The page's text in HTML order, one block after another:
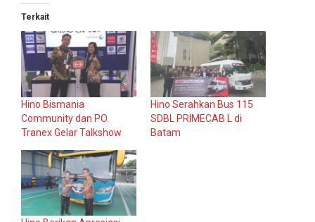
Terkait
Hino Bismania
Community dan PO.
Tranex Gelar Talkshow
Hino Serahkan Bus 115
SDBL PRIMECAB L di
Batam